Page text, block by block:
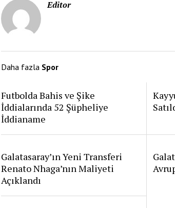
Editor
Daha fazla Spor
Futbolda Bahis ve Şike
İddialarında 52 Şüpheliye
İddianame
Galatasaray’ın Yeni Transferi
Renato Nhaga’nın Maliyeti
Açıklandı